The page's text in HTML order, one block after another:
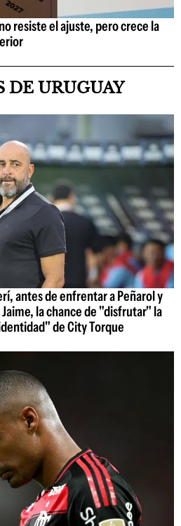
resiste el ajuste, pero crece la
DE URUGUAY
antes de enfrentar a Peñarol y
la chance de "disfrutar" la
de City Torque